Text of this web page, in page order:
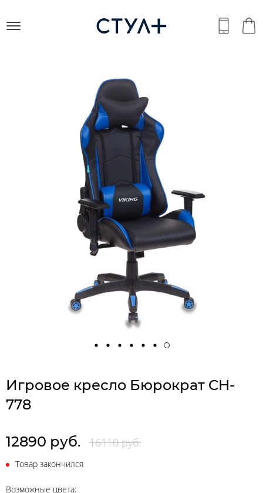
Игровое кресло Бюрократ CH-
778
12890 руб. 16110 руб.
Товар закончился
Возможные цвета: